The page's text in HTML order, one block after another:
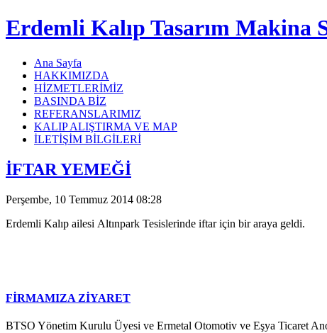
Erdemli Kalıp Tasarım Makina
Ana Sayfa
HAKKIMIZDA
HİZMETLERİMİZ
BASINDA BİZ
REFERANSLARIMIZ
KALIP ALIŞTIRMA VE MAP
İLETİŞİM BİLGİLERİ
İFTAR YEMEĞİ
Perşembe, 10 Temmuz 2014 08:28
Erdemli Kalıp ailesi Altınpark Tesislerinde iftar için bir araya geldi.
FİRMAMIZA ZİYARET
BTSO Yönetim Kurulu Üyesi ve Ermetal Otomotiv ve Eşya Ticaret